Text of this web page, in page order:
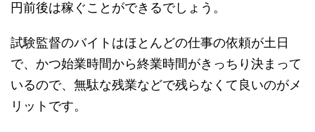
円前後は稼ぐことができるでしょう。
試験監督のバイトはほとんどの仕事の依頼が土日
で、かつ始業時間から終業時間がきっちり決まって
いるので、無駄な残業などで残らなくて良いのがメ
リットです。